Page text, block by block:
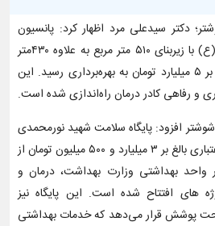
دکتر سیدعلی مرد اظهار کرد: پانسیون
الزهرا(س) بیمارستان الهادی(ع) با زیربنای ۵۱۰ متر مربع به علاوه ۴۳۰متر
محوطه سازی با اعتباری بالغ بر ۵ میلیارد تومان به بهره‌برداری رسید. این
و رفاهی کادر درمان راه‌اندازی شده است.
افزود: پایگاه سلامت شهید نورمحمدی
با زیربنای ۲۲۵ متر مربع و با اعتباری بالغ بر ۳ میلیارد و ۵۰۰ میلیون تومان از
تفاهم‌نامه ۲ هزار واحد بهداشتی وزارت بهداشت، درمان و
های افتتاح شده است. این پایگاه نیز
بر ۵۶۰۷ نفر را تحت پوشش قرار می‌دهد که خدمات بهداشتی